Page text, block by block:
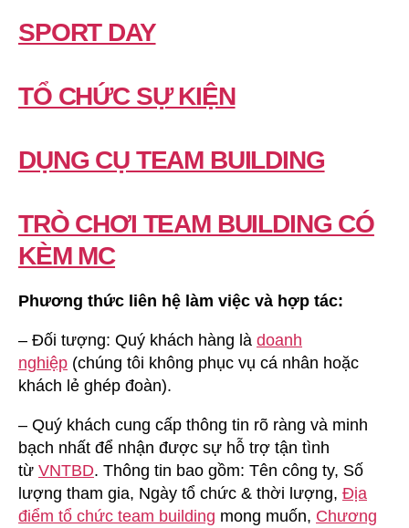
SPORT DAY
TỔ CHỨC SỰ KIỆN
DỤNG CỤ TEAM BUILDING
TRÒ CHƠI TEAM BUILDING CÓ
KÈM MC
Phương thức liên hệ làm việc và hợp tác:
– Đối tượng: Quý khách hàng là doanh
nghiệp (chúng tôi không phục vụ cá nhân hoặc
khách lẻ ghép đoàn).
– Quý khách cung cấp thông tin rõ ràng và minh
bạch nhất để nhận được sự hỗ trợ tận tình
từ VNTBD. Thông tin bao gồm: Tên công ty, Số
lượng tham gia, Ngày tổ chức & thời lượng, Địa
điểm tổ chức team building mong muốn, Chương